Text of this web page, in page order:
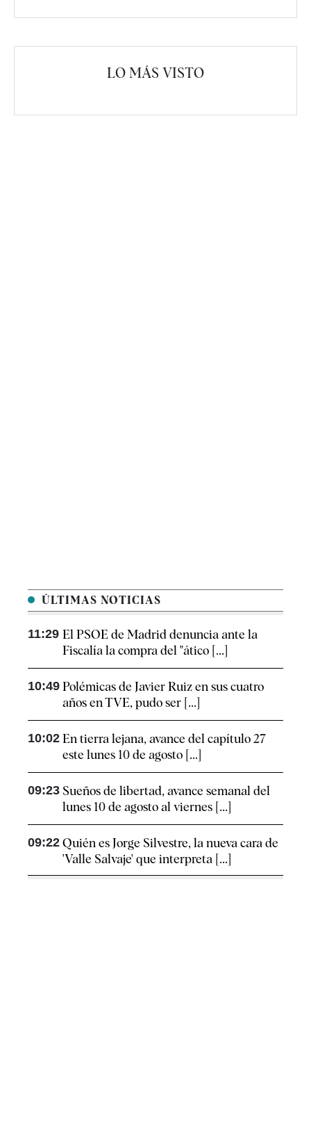
LO MÁS VISTO
ÚLTIMAS NOTICIAS
11:29 El PSOE de Madrid denuncia ante la
Fiscalía la compra del "ático [...]
10:49 Polémicas de Javier Ruiz en sus cuatro
años en TVE, pudo ser [...]
10:02 En tierra lejana, avance del capítulo 27
este lunes 10 de agosto [...]
09:23 Sueños de libertad, avance semanal del
lunes 10 de agosto al viernes [...]
09:22 Quién es Jorge Silvestre, la nueva cara de
'Valle Salvaje' que interpreta [...]